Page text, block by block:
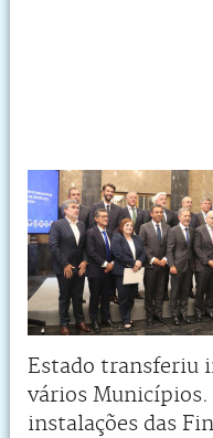
Estado transferiu
vários
instalações das